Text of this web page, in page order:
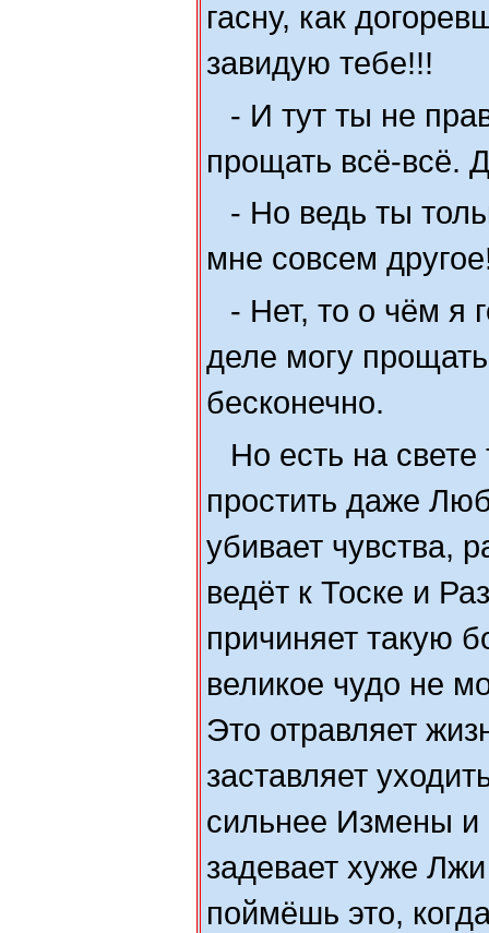
гасну, как
завидую тебе!!!
- И тут ты не
прощать всё-всё.
- Но ведь ты
мне совсем
- Нет, то о чём я
деле могу
бесконечно.
Но есть на
простить даже
убивает чувства,
ведёт к Тоске и
причиняет такую
великое чудо не
Это отравляет
заставляет
сильнее Измены и
задевает хуже
поймёшь это,